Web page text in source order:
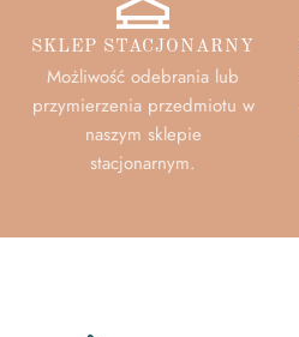
SKLEP STACJONARNY
Możliwość odebrania lub
przymierzenia przedmiotu w
naszym sklepie
stacjonarnym.